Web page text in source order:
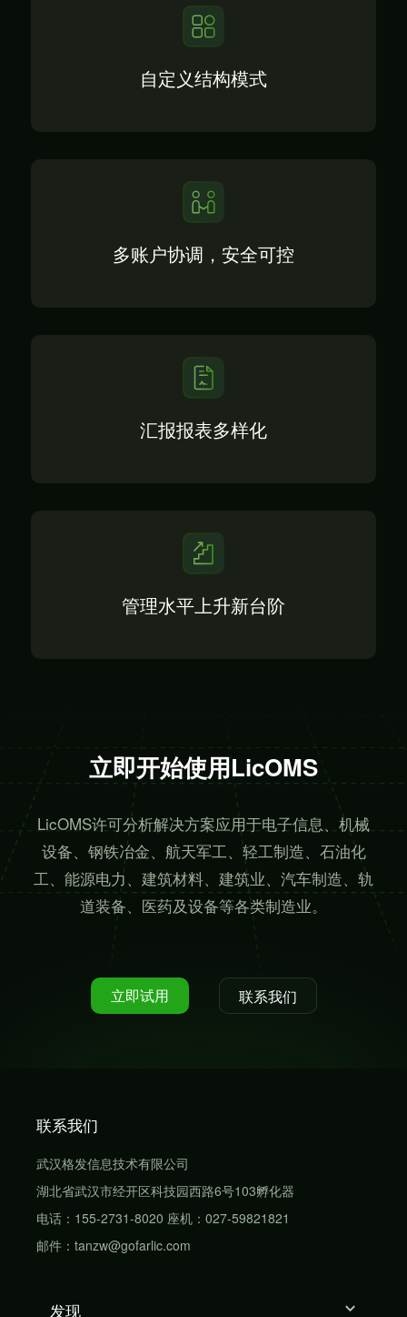
自定义结构模式
多账户协调，安全可控
汇报报表多样化
管理水平上升新台阶
立即开始使用LicOMS
LicOMS许可分析解决方案应用于电子信息、机械
设备、钢铁冶金、航天军工、轻工制造、石油化
工、 能源电力、建筑材料、建筑业、汽车制造、轨
道装备、医药及设备等各类制造业。
立即试用 联系我们
联系我们
武汉格发信息技术有限公司
湖北省武汉市经开区科技园西路6号103孵化器
电话：155-2731-8020 座机：027-59821821
邮件：tanzw@gofarlic.com
发现